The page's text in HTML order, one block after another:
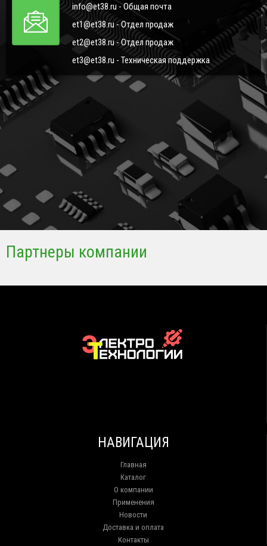
info@et38.ru - Общая почта
et1@et38.ru - Отдел продаж
et2@et38.ru - Отдел продаж
et3@et38.ru - Техническая поддержка
Партнеры компании
НАВИГАЦИЯ
Главная
Каталог
О компании
Применения
Новости
Доставка и оплата
Контакты